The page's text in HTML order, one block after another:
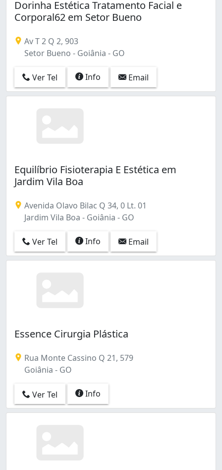
Dorinha Estética Tratamento Facial e
Corporal62 em Setor Bueno
Av T 2 Q 2, 903
Setor Bueno - Goiânia - GO
Ver Tel Info Email
Equilíbrio Fisioterapia E Estética em
Jardim Vila Boa
Avenida Olavo Bilac Q 34, 0 Lt. 01
Jardim Vila Boa - Goiânia - GO
Ver Tel Info Email
Essence Cirurgia Plástica
Rua Monte Cassino Q 21, 579
Goiânia - GO
Ver Tel Info